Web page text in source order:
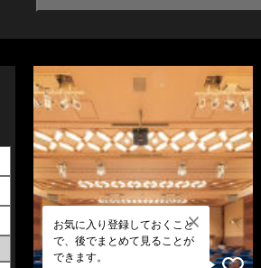
お気に入り登録しておくこと
で、後でまとめて見ることが
できます。